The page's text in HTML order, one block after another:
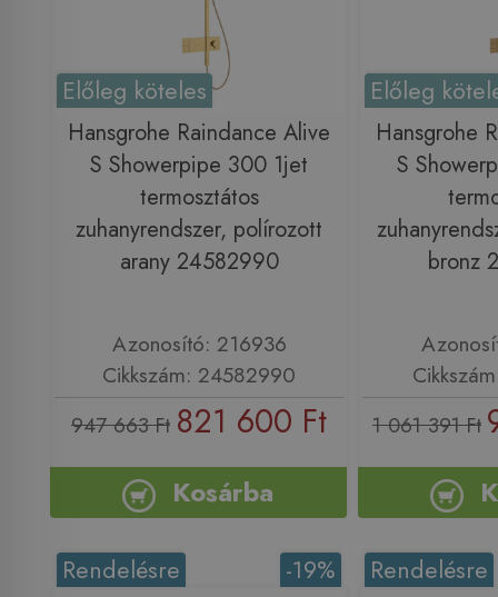
Előleg köteles
Hansgrohe Raindance Alive
S Showerpipe 300 1jet
termosztátos
zuhanyrendszer, polírozott
arany 24582990
Azonosító: 216936
Cikkszám: 24582990
947 663 Ft 821 600 Ft
Kosárba
Előleg
Hansgrohe
S
bronz
1 061 391 Ft
-19%
Rendelésre Rendelésre